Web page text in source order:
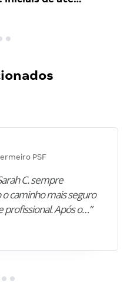
PSF
C. sempre
caminho mais seguro
profissional. Após o…”